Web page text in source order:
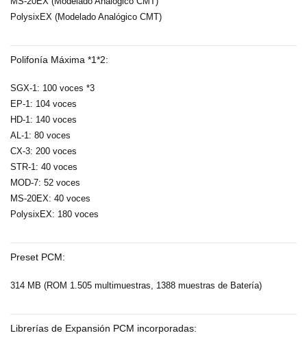
PolysixEX (Modelado Analógico CMT)
Polifonía Máxima *1*2:
SGX-1: 100 voces *3
EP-1: 104 voces
HD-1: 140 voces
AL-1: 80 voces
CX-3: 200 voces
STR-1: 40 voces
MOD-7: 52 voces
MS-20EX: 40 voces
PolysixEX: 180 voces
Preset PCM:
314 MB (ROM 1.505 multimuestras, 1388 muestras de Batería)
Librerías de Expansión PCM incorporadas: